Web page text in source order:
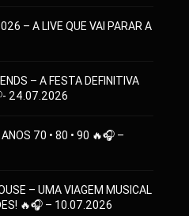
– A LIVE QUE VAI PARAR A
– A FESTA DEFINITIVA
24.07.2026
70 • 80 • 90 🔥🎧 –
– UMA VIAGEM MUSICAL
🔥🎧 – 10.07.2026